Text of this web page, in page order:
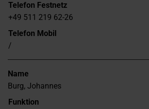
Telefon Festnetz
+49 511 219 62-26
Telefon Mobil
/
Name
Burg, Johannes
Funktion